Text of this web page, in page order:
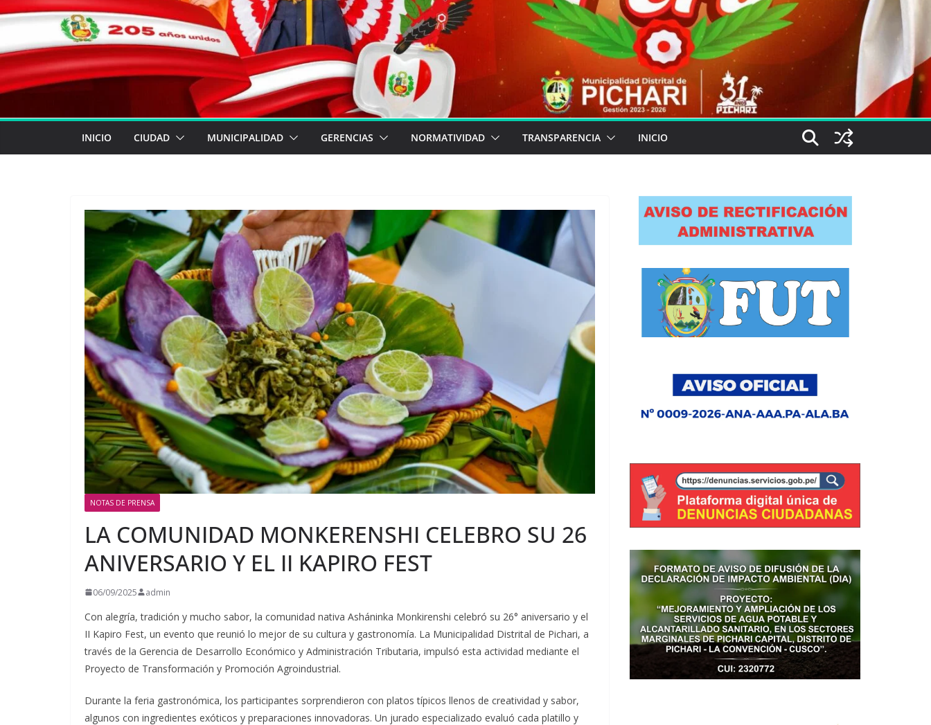
INICIO CIUDAD MUNICIPALIDAD GERENCIAS NORMATIVIDAD TRANSPARENCIA INICIO
NOTAS DE PRENSA
LA COMUNIDAD MONKERENSHI CELEBRO SU 26
ANIVERSARIO Y EL II KAPIRO FEST
06/09/2025 admin
Con alegría, tradición y mucho sabor, la comunidad nativa Asháninka Monkirenshi celebró su 26° aniversario y el
II Kapiro Fest, un evento que reunió lo mejor de su cultura y gastronomía. La Municipalidad Distrital de Pichari, a
través de la Gerencia de Desarrollo Económico y Administración Tributaria, impulsó esta actividad mediante el
Proyecto de Transformación y Promoción Agroindustrial.
Durante la feria gastronómica, los participantes sorprendieron con platos típicos llenos de creatividad y sabor,
algunos con ingredientes exóticos y preparaciones innovadoras. Un jurado especializado evaluó cada platillo y